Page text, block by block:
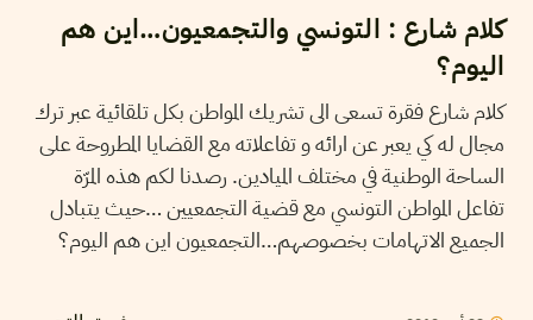
كلام شارع : التونسي والتجمعيون…اين هم
اليوم؟
كلام شارع فقرة تسعى الى تشريك المواطن بكل تلقائية عبر ترك
مجال له كي يعبر عن ارائه و تفاعلاته مع القضايا المطروحة على
الساحة الوطنية في مختلف الميادين. رصدنا لكم هذه المرّة
تفاعل المواطن التونسي مع قضية التجمعيين …حيث يتبادل
الجميع الاتهامات بخصوصهم…التجمعيون اين هم اليوم؟